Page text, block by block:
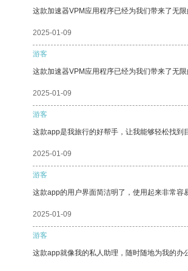
这款加速器VPM应用程序已经为我们带来了无限
2025-01-09
游客
这款加速器VPM应用程序已经为我们带来了无限
2025-01-09
游客
这款app是我旅行的好帮手，让我能够轻松找到
2025-01-09
游客
这款app的用户界面简洁明了，使用起来非常容
2025-01-09
游客
这款app就像我的私人助理，随时随地为我的办